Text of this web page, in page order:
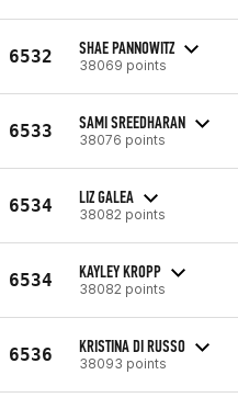
6532 SHAE PANNOWITZ
38069 points
6533 SAMI SREEDHARAN
38076 points
6534 LIZ GALEA
38082 points
6534 KAYLEY KROPP
38082 points
6536 KRISTINA DI RUSSO
38093 points